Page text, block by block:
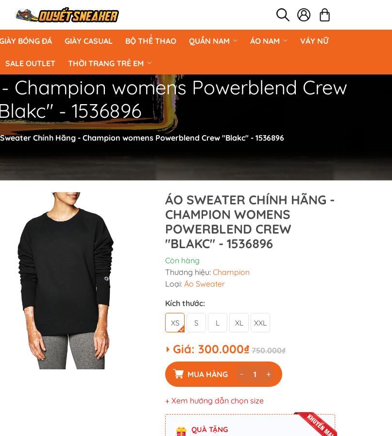
BÓNG ĐÁ GIÀY CASUAL BỘ THỂ THAO QUẦN NAM ÁO NAM VÁY NỮ
SALE OUTLET THỜI TRANG TRẺ EM
Champion womens Powerblend Crew
- 1536896
Chính Hãng - Champion womens Powerblend Crew "Blakc" - 1536896
ÁO SWEATER CHÍNH HÃNG -
CHAMPION WOMENS
POWERBLEND CREW
"BLAKC" - 1536896
Còn hàng
Thương hiệu: Champion
Loại: Áo Sweater
Kích thước:
XS S L XL XXL
Giá: 300.000₫ 750.000₫
MUA HÀNG - +
+ Xem hướng dẫn chọn size
QUÀ TẶNG